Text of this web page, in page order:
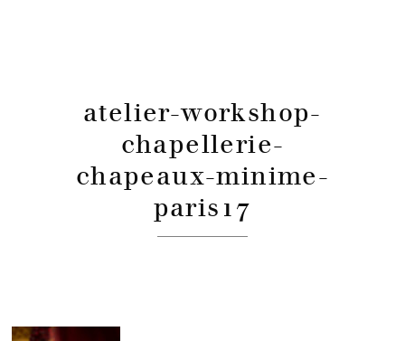
atelier-workshop-
chapellerie-
chapeaux-minime-
paris17